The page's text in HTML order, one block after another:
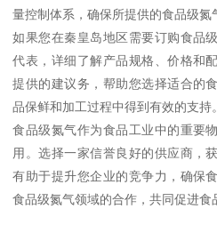
量控制体系，确保所提供的食品级氮
如果您在秦皇岛地区需要订购食品
代表，详细了解产品规格、价格和
提供的建议务，帮助您选择适合的
品保鲜和加工过程中得到有效的支持。
食品级氮气作为食品工业中的重要
用。选择一家信誉良好的供应商，
有助于提升您企业的竞争力，确保
食品级氮气领域的合作，共同促进食